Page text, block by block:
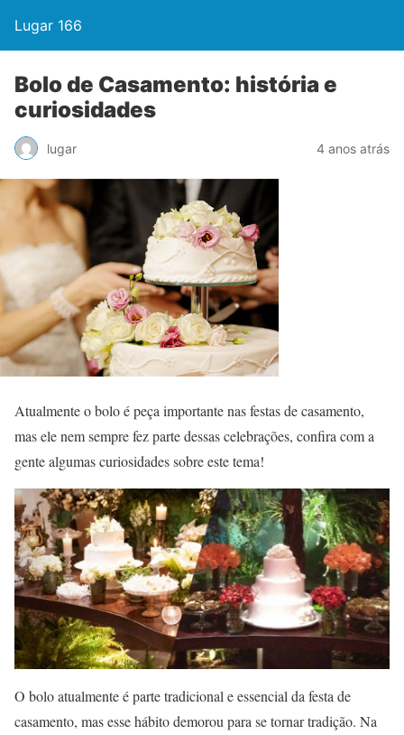
Lugar 166
Bolo de Casamento: história e
curiosidades
lugar 4 anos atrás
Atualmente o bolo é peça importante nas festas de casamento,
mas ele nem sempre fez parte dessas celebrações, confira com a
gente algumas curiosidades sobre este tema!
O bolo atualmente é parte tradicional e essencial da festa de
casamento, mas esse hábito demorou para se tornar tradição. Na